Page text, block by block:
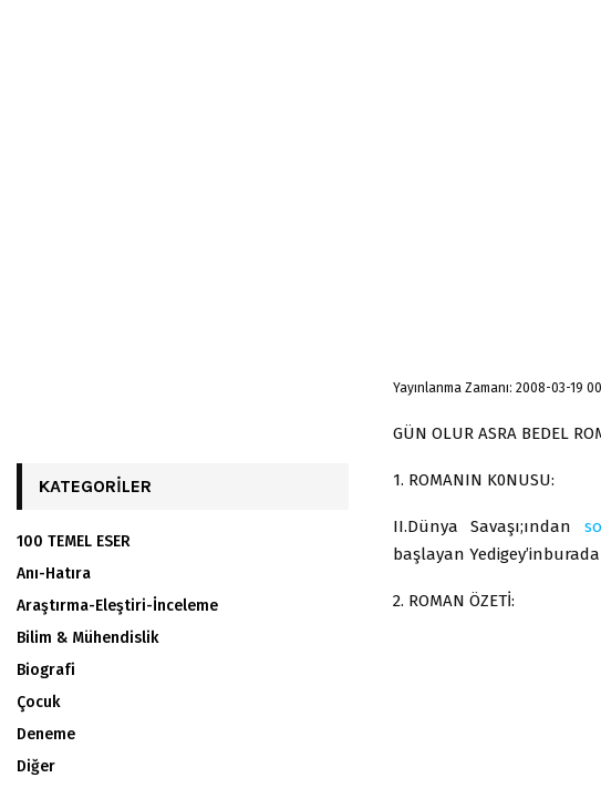
Yayınlanma Zamanı: 2008-03-19
GÜN OLUR ASRA BEDEL
1. ROMANIN K0NUSU:
II.Dünya Savaşı;ından
başlayan
2. ROMAN ÖZETİ:
KATEGORILER
100 TEMEL ESER
Anı-Hatıra
Araştırma-Eleştiri-İnceleme
Bilim & Mühendislik
Biografi
Çocuk
Deneme
Diğer